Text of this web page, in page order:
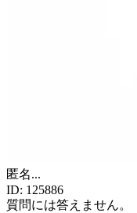
匿名...
ID: 125886
質問には答えません。